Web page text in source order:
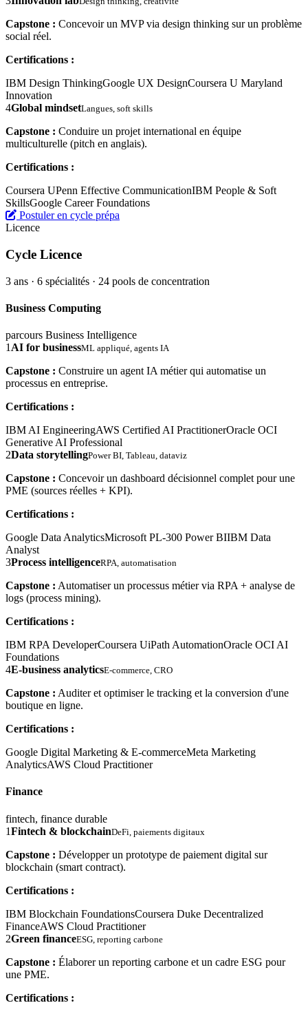
Capstone : Concevoir un MVP via design thinking sur un problème
social réel.
Certifications :
IBM Design ThinkingGoogle UX DesignCoursera U Maryland
Innovation
4Global mindsetLangues, soft skills
Capstone : Conduire un projet international en équipe
multiculturelle (pitch en anglais).
Certifications :
Coursera UPenn Effective CommunicationIBM People & Soft
SkillsGoogle Career Foundations
Postuler en cycle prépa
Licence
Cycle Licence
3 ans · 6 spécialités · 24 pools de concentration
Business Computing
parcours Business Intelligence
1 AI for businessML appliqué, agents IA
Capstone : Construire un agent IA métier qui automatise un
processus en entreprise.
Certifications :
IBM AI EngineeringAWS Certified AI PractitionerOracle OCI
Generative AI Professional
2Data storytellingPower BI, Tableau, dataviz
Capstone : Concevoir un dashboard décisionnel complet pour une
PME (sources réelles + KPI).
Certifications :
Google Data AnalyticsMicrosoft PL-300 Power BIIBM Data
Analyst
3Process intelligenceRPA, automatisation
Capstone : Automatiser un processus métier via RPA + analyse de
logs (process mining).
Certifications :
IBM RPA DeveloperCoursera UiPath AutomationOracle OCI AI
Foundations
4E-business analyticsE-commerce, CRO
Capstone : Auditer et optimiser le tracking et la conversion d'une
boutique en ligne.
Certifications :
Google Digital Marketing & E-commerceMeta Marketing
AnalyticsAWS Cloud Practitioner
Finance
fintech, finance durable
1Fintech & blockchainDeFi, paiements digitaux
Capstone : Développer un prototype de paiement digital sur
blockchain (smart contract).
Certifications :
IBM Blockchain FoundationsCoursera Duke Decentralized
FinanceAWS Cloud Practitioner
2Green financeESG, reporting carbone
Capstone : Élaborer un reporting carbone et un cadre ESG pour
une PME.
Certifications :